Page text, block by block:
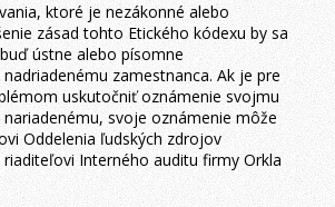
ktoré je nezákonné alebo
zásad tohto Etického kódexu by sa
ústne alebo písomne
zamestnanca. Ak je pre
uskutočniť oznámenie svojmu
svoje oznámenie môže
Oddelenia ľudských zdrojov
Interného auditu firmy Orkla